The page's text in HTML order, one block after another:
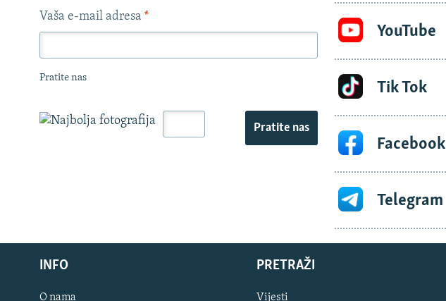
Vaša e-mail adresa *
Pratite nas
Pratite nas
YouTube
Tik Tok
Facebook
Telegram
INFO
O nama
PRETRAŽI
Vijesti